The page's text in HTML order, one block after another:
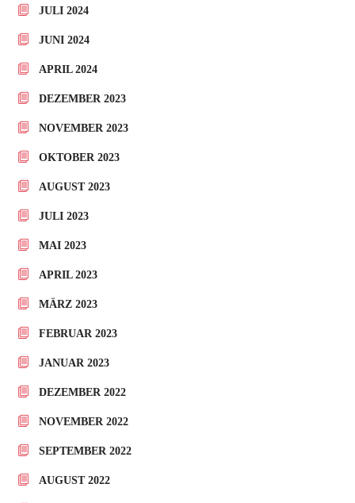
JULI 2024
JUNI 2024
APRIL 2024
DEZEMBER 2023
NOVEMBER 2023
OKTOBER 2023
AUGUST 2023
JULI 2023
MAI 2023
APRIL 2023
MÄRZ 2023
FEBRUAR 2023
JANUAR 2023
DEZEMBER 2022
NOVEMBER 2022
SEPTEMBER 2022
AUGUST 2022